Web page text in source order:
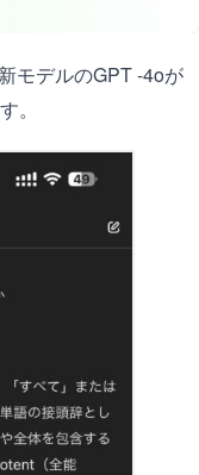
モデルのGPT -4oが
。